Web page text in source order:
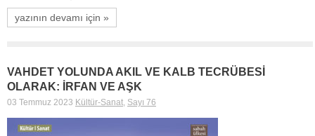
yazının devamı için »
VAHDET YOLUNDA AKIL VE KALB TECRÜBESİ
OLARAK: İRFAN VE AŞK
03 Temmuz 2023 Kültür-Sanat, Sayı 76